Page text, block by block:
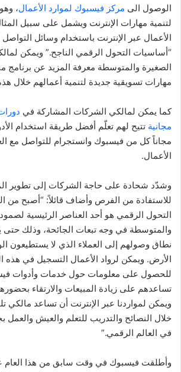
الوصول الى مركز فيسبوك لموارد الأعمال،
لتنمية مهارات الإنترنت ويشمل على سبيل
الأعمال عبر الإنترنت باستخدام وسائل التواصل
“أساسيات التحول الرقمي الناجح.” ويمكن
الصغيرة والمتوسطة معرفة المزيد عن برنامج
مهارات تسويقية جديدة لتنمية أعمالهم خلال هذه
كما يمكن لمالكي الشركات المشاركة في
مجانية تتيح لهم تعلّم أفضل طريقة استخدام
مجاناً كل من فيسبوك وانستجرام للتواصل مع
الأعمال.
وشدّد شحادة على حاجة الشركات إلى تطوير
للاستفادة من الفرص وأضاف قائلاً: “أصبح من
التحول الرقمي هو أحد العناصر الرئيسية
والمتوسطة في وجه تبعات الجائحة، وذلك حتى
نطاق وصولهم إلى العملاء الذي لا يستطيعون
الأرض. ويمكن لرواد الأعمال التسجيل في هذه
للحصول على معلومات حول خدمات وأدوات
تساعدهم على زيادة المبيعات والارتقاء
ويمكن لمواردنا عبر الإنترنت أن تساعد
خلال النصائح والتدريب للتعلم والعيش والعمل
في العالم الرقمي.”
وأطلقت فيسبوك في وقت سابق من هذا العام